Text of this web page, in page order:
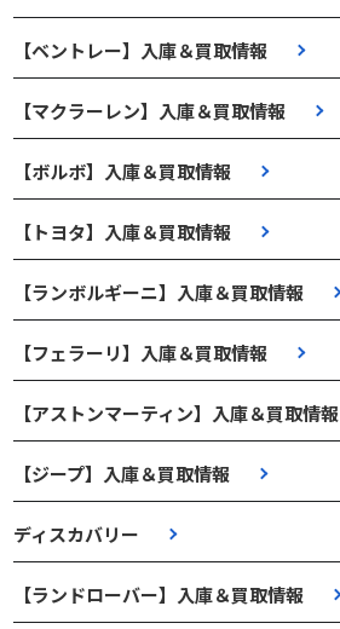
【ベントレー】入庫＆買取情報
【マクラーレン】入庫＆買取情報
【ボルボ】入庫＆買取情報
【トヨタ】入庫＆買取情報
【ランボルギーニ】入庫＆買取情報
【フェラーリ】入庫＆買取情報
【アストンマーティン】入庫＆買取情報
【ジープ】入庫＆買取情報
ディスカバリー
【ランドローバー】入庫＆買取情報